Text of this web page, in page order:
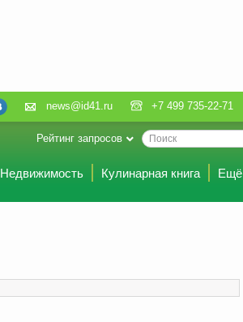
news@id41.ru +7 499 735-22-71
Рейтинг запросов
Недвижимость Кулинарная книга Ещё